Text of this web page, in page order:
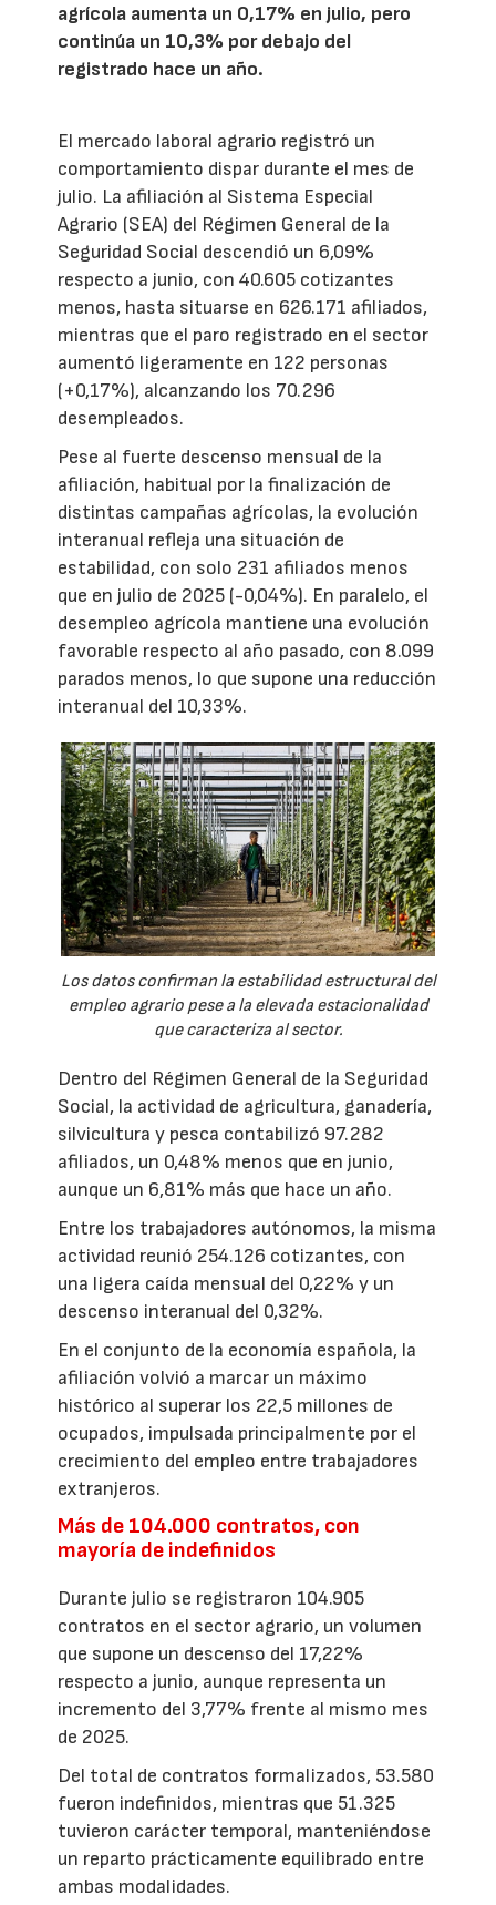
agrícola aumenta un 0,17% en julio, pero
continúa un 10,3% por debajo del
registrado hace un año.
El mercado laboral agrario registró un
comportamiento dispar durante el mes de
julio. La afiliación al Sistema Especial
Agrario (SEA) del Régimen General de la
Seguridad Social descendió un 6,09%
respecto a junio, con 40.605 cotizantes
menos, hasta situarse en 626.171 afiliados,
mientras que el paro registrado en el sector
aumentó ligeramente en 122 personas
(+0,17%), alcanzando los 70.296
desempleados.
Pese al fuerte descenso mensual de la
afiliación, habitual por la finalización de
distintas campañas agrícolas, la evolución
interanual refleja una situación de
estabilidad, con solo 231 afiliados menos
que en julio de 2025 (-0,04%). En paralelo, el
desempleo agrícola mantiene una evolución
favorable respecto al año pasado, con 8.099
parados menos, lo que supone una reducción
interanual del 10,33%.
Los datos confirman la estabilidad estructural del
empleo agrario pese a la elevada estacionalidad
que caracteriza al sector.
Dentro del Régimen General de la Seguridad
Social, la actividad de agricultura, ganadería,
silvicultura y pesca contabilizó 97.282
afiliados, un 0,48% menos que en junio,
aunque un 6,81% más que hace un año.
Entre los trabajadores autónomos, la misma
actividad reunió 254.126 cotizantes, con
una ligera caída mensual del 0,22% y un
descenso interanual del 0,32%.
En el conjunto de la economía española, la
afiliación volvió a marcar un máximo
histórico al superar los 22,5 millones de
ocupados, impulsada principalmente por el
crecimiento del empleo entre trabajadores
extranjeros.
Más de 104.000 contratos, con
mayoría de indefinidos
Durante julio se registraron 104.905
contratos en el sector agrario, un volumen
que supone un descenso del 17,22%
respecto a junio, aunque representa un
incremento del 3,77% frente al mismo mes
de 2025.
Del total de contratos formalizados, 53.580
fueron indefinidos, mientras que 51.325
tuvieron carácter temporal, manteniéndose
un reparto prácticamente equilibrado entre
ambas modalidades.